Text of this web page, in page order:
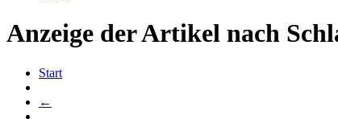
Anzeige der Artikel nach
Start
←